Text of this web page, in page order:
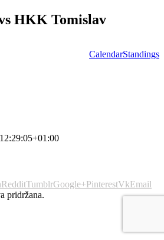
HKK Tomislav
CalendarStandings
RedditTumblrGoogle+PinterestVkEmail
pridržana.